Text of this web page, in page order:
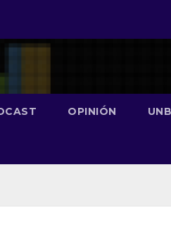
OPINIÓN